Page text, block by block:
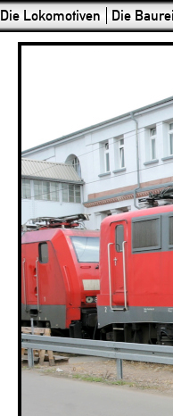
Die Lokomotiven Die